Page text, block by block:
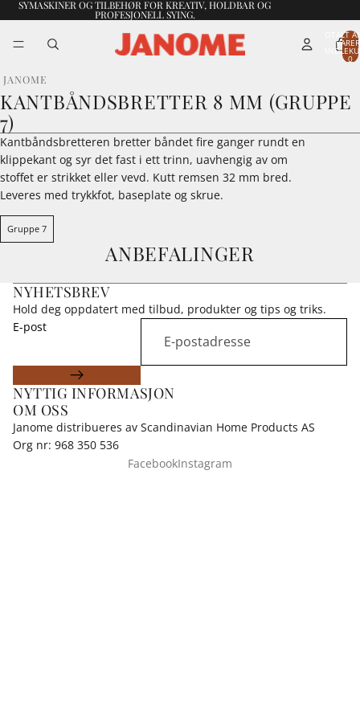
SYMASKINER OG TILBEHØR FOR KREATIV, HOLDBAR OG
PROFESJONELL SYING.
TOTALT
0
JANOME
KANTBÅNDSBRETTER 8 MM (GRUPPE
7)
Kantbåndsbretteren bretter båndet fire ganger rundt en
klippekant og syr det fast i ett trinn, uavhengig av om
stoffet er strikket eller vevd. Kutt remsen 32 mm bred.
Leveres med trykkfot, baseplate og skrue.
Gruppe 7
ANBEFALINGER
NYHETSBREV
Hold deg oppdatert med tilbud, produkter og tips og triks.
E-post
NYTTIG INFORMASJON
OM OSS
Janome distribueres av Scandinavian Home Products AS
Org nr: 968 350 536
FacebookInstagram